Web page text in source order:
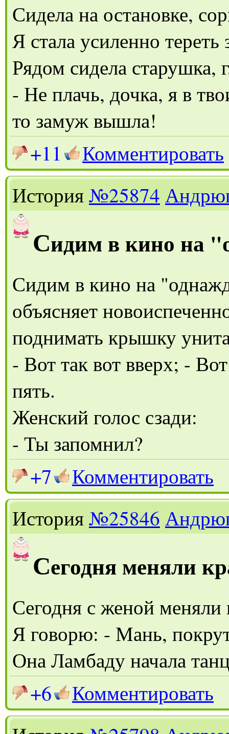
Сидела на остановке,
Я стала усиленно тереть
Рядом сидела старушка,
- Не плачь, дочка, я в
то замуж вышла!
+11
Комментировать
История№25874
Сидим в кино на
Сидим в кино на
объясняет
поднимать крышку
- Вот так вот вверх; -
пять.
Женский голос сзади:
- Ты запомнил?
+7
Комментировать
История№25846
Сегодня меняли
Сегодня с женой
Я говорю: - Мань,
Она Ламбаду начала
+6
Комментировать